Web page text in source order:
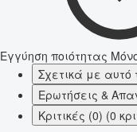
Εγγύηση ποιότητας
Σχετικά με αυτό
Ερωτήσεις &
Κριτικές (0) (0